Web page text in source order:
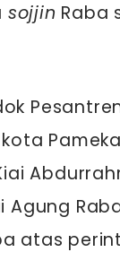
sojjin Raba
Agung
atas